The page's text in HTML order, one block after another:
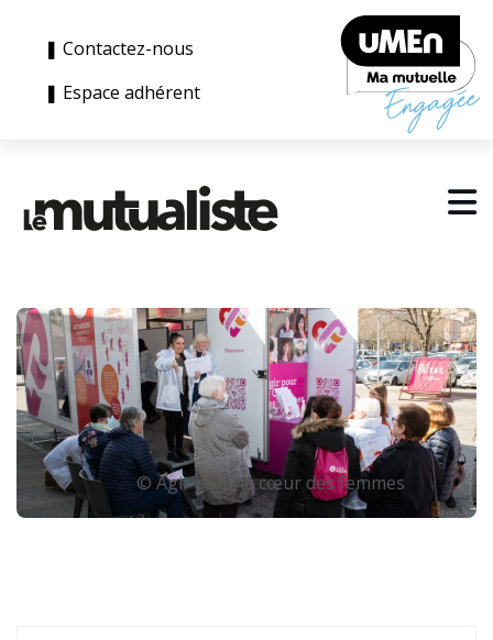
❚ Contactez-nous
❚ Espace adhérent
© Agir pour le cœur des femmes